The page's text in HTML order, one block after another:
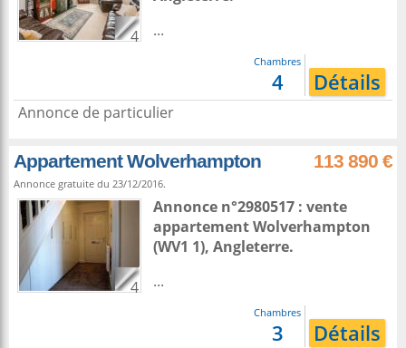
4
...
Chambres
4 Détails
Annonce de particulier
Appartement Wolverhampton 113 890 €
Annonce gratuite du 23/12/2016.
4
Annonce n°2980517 : vente
appartementWolverhampton
(WV1 1), Angleterre.
...
Chambres
3 Détails